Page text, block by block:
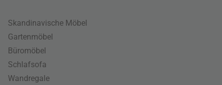
Skandinavische Möbel
Gartenmöbel
Büromöbel
Schlafsofa
Wandregale